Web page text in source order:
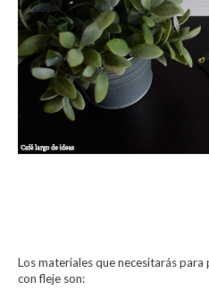
Los materiales que necesitarás
con fleje son: